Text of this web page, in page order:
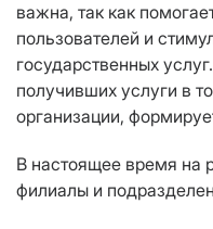
важна, так как
пользователей и
государственных
получивших услуги в
организации,
В настоящее время на
филиалы и